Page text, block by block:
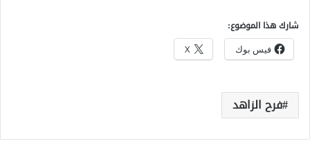
شارك هذا الموضوع:
فيس بوك X
فرح الزاهد